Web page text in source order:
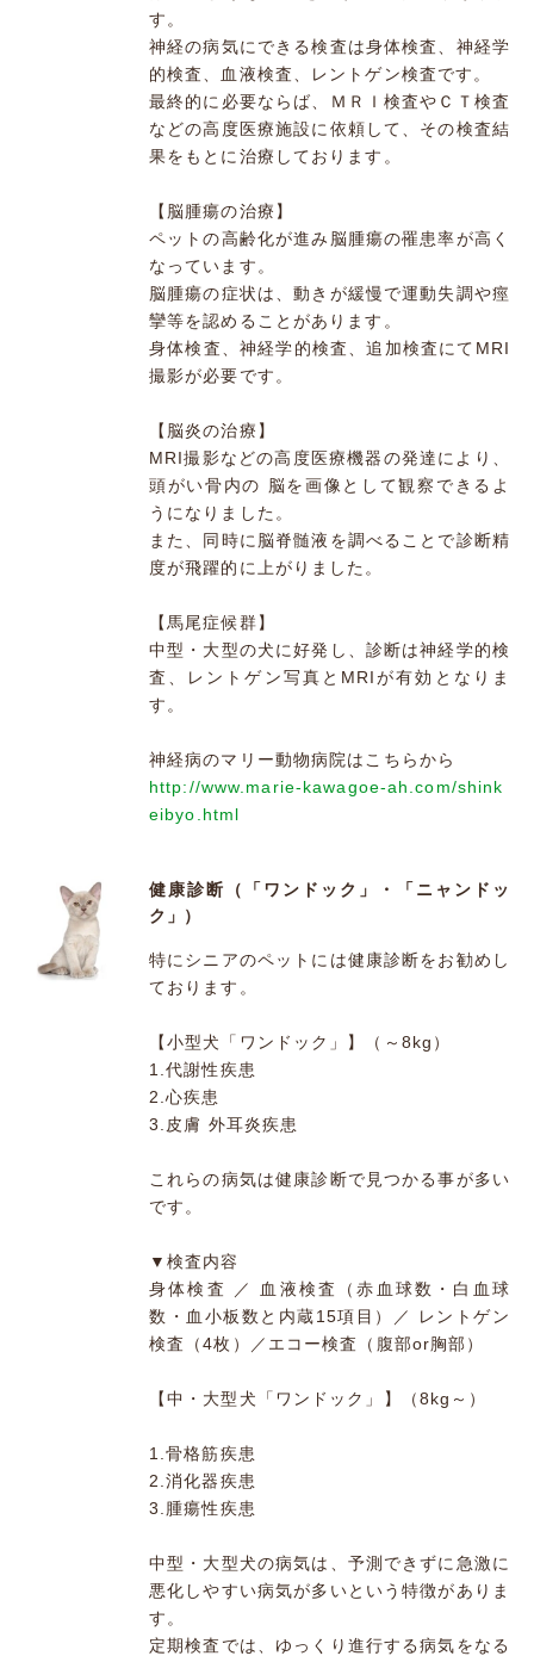
す。
神経の病気にできる検査は身体検査、神経学
的検査、血液検査、レントゲン検査です。
最終的に必要ならば、ＭＲＩ検査やＣＴ検査
などの高度医療施設に依頼して、その検査結
果をもとに治療しております。
【脳腫瘍の治療】
ペットの高齢化が進み脳腫瘍の罹患率が高く
なっています。
脳腫瘍の症状は、動きが緩慢で運動失調や痙
攣等を認めることがあります。
身体検査、神経学的検査、追加検査にてMRI
撮影が必要です。
【脳炎の治療】
MRI撮影などの高度医療機器の発達により、
頭がい骨内の 脳を画像として観察できるよ
うになりました。
また、同時に脳脊髄液を調べることで診断精
度が飛躍的に上がりました。
【馬尾症候群】
中型・大型の犬に好発し、診断は神経学的検
査、レントゲン写真とMRIが有効となりま
す。
神経病のマリー動物病院はこちらから
http://www.marie-kawagoe-ah.com/shink
eibyo.html
健康診断（「ワンドック」・「ニャンドッ
ク」）
特にシニアのペットには健康診断をお勧めし
ております。
【小型犬「ワンドック」】（～8kg）
1.代謝性疾患
2.心疾患
3.皮膚 外耳炎疾患
これらの病気は健康診断で見つかる事が多い
です。
▼検査内容
身体検査 ／ 血液検査（赤血球数・白血球
数・血小板数と内蔵15項目）／ レントゲン
検査（4枚）／エコー検査（腹部or胸部）
【中・大型犬「ワンドック」】（8kg～）
1.骨格筋疾患
2.消化器疾患
3.腫瘍性疾患
中型・大型犬の病気は、予測できずに急激に
悪化しやすい病気が多いという特徴がありま
す。
定期検査では、ゆっくり進行する病気をなる